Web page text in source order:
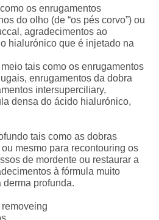
os enrugamentos
do olho (de “os pés corvo”) ou
agradecimentos ao
hialurónico que é injetado na
tais como os enrugamentos
enrugamentos da dobra
intersuperciliary,
densa do ácido hialurónico,
tais como as dobras
mesmo para recontouring os
de mordente ou restaurar a
à fórmula muito
profunda.